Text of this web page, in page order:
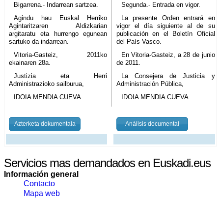
Bigarrena.- Indarrean sartzea.
Segunda.- Entrada en vigor.
Agindu hau Euskal Herriko
Agintaritzaren Aldizkarian
argitaratu eta hurrengo egunean
sartuko da indarrean.
La presente Orden entrará en
vigor el día siguiente al de su
publicación en el Boletín Oficial
del País Vasco.
Vitoria-Gasteiz, 2011ko
ekainaren 28a.
En Vitoria-Gasteiz, a 28 de junio
de 2011.
Justizia eta Herri
Administrazioko sailburua,
La Consejera de Justicia y
Administración Pública,
IDOIA MENDIA CUEVA.
IDOIA MENDIA CUEVA.
Azterketa dokumentala Análisis documental
Servicios mas demandados en Euskadi.eus
Información general
Contacto
Mapa web